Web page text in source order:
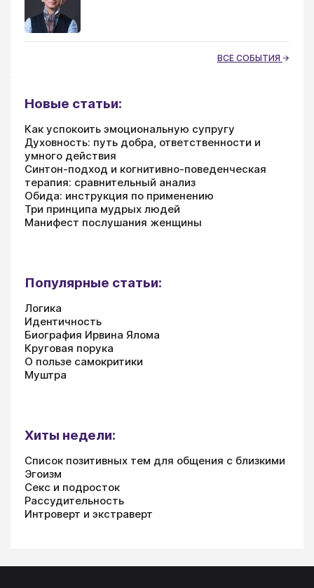
ВСЕ СОБЫТИЯ
Новые статьи:
Как успокоить эмоциональную супругу
Духовность: путь добра, ответственности и
умного действия
Синтон-подход и когнитивно-поведенческая
терапия: сравнительный анализ
Обида: инструкция по применению
Три принципа мудрых людей
Манифест послушания женщины
Популярные статьи:
Логика
Идентичность
Биография Ирвина Ялома
Круговая порука
О пользе самокритики
Муштра
Хиты недели:
Список позитивных тем для общения с близкими
Эгоизм
Секс и подросток
Рассудительность
Интроверт и экстраверт